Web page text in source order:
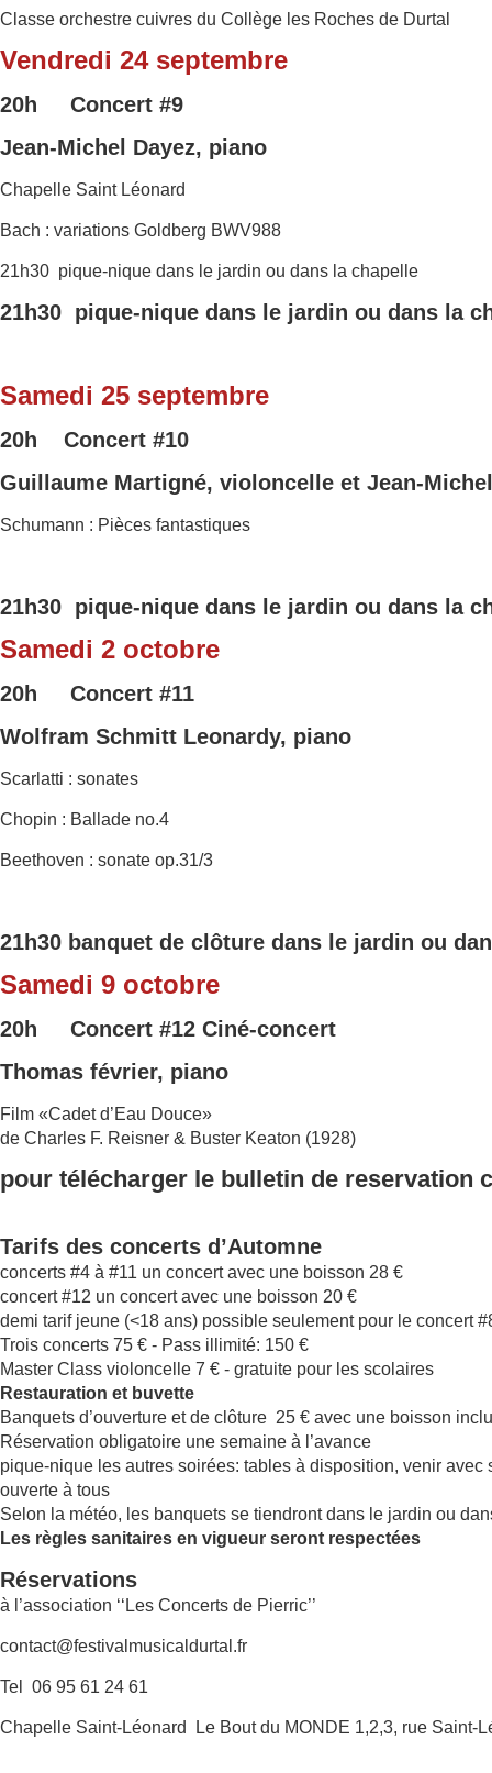
Classe orchestre cuivres du Collège les Roches de Durtal
Vendredi 24 septembre
20h Concert #9
Jean-Michel Dayez, piano
Chapelle Saint Léonard
Bach : variations Goldberg BWV988
21h30 pique-nique dans le jardin ou dans la chapelle
21h30 pique-nique dans le jardin ou dans la
Samedi 25 septembre
20h Concert #10
Guillaume Martigné, violoncelle et Jean-
Schumann : Pièces fantastiques
21h30 pique-nique dans le jardin ou dans la
Samedi 2 octobre
20h Concert #11
Wolfram Schmitt Leonardy, piano
Scarlatti : sonates
Chopin : Ballade no.4
Beethoven : sonate op.31/3
21h30 banquet de clôture dans le jardin ou
Samedi 9 octobre
20h Concert #12 Ciné-concert
Thomas février, piano
Film «Cadet d’Eau Douce»
de Charles F. Reisner & Buster Keaton (1928)
pour télécharger le bulletin de reservation
Tarifs des concerts d’Automne
concerts #4 à #11 un concert avec une boisson 28 €
concert #12 un concert avec une boisson 20 €
demi tarif jeune (<18 ans) possible seulement pour le concert
Trois concerts 75 € - Pass illimité: 150 €
Master Class violoncelle 7 € - gratuite pour les scolaires
Restauration et buvette
Banquets d’ouverture et de clôture 25 € avec une boisson
Réservation obligatoire une semaine à l’avance
pique-nique les autres soirées: tables à disposition, venir
ouverte à tous
Selon la météo, les banquets se tiendront dans le jardin ou
Les règles sanitaires en vigueur seront respectées
Réservations
à l’association ‘‘Les Concerts de Pierric’’
contact@festivalmusicaldurtal.fr
Tel 06 95 61 24 61
Chapelle Saint-Léonard Le Bout du MONDE 1,2,3, rue Saint-